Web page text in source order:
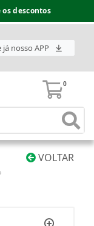
os descontos
já nosso APP
0
VOLTAR